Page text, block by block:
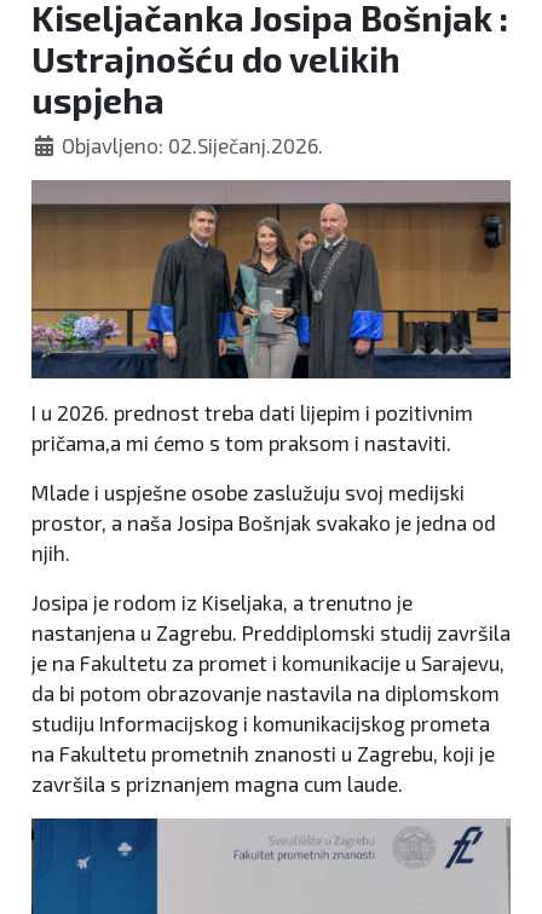
Kiseljačanka Josipa Bošnjak :
Ustrajnošću do velikih
uspjeha
Objavljeno: 02.Siječanj.2026.
I u 2026. prednost treba dati lijepim i pozitivnim
pričama,a mi ćemo s tom praksom i nastaviti.
Mlade i uspješne osobe zaslužuju svoj medijski
prostor, a naša Josipa Bošnjak svakako je jedna od
njih.
Josipa je rodom iz Kiseljaka, a trenutno je
nastanjena u Zagrebu. Preddiplomski studij završila
je na Fakultetu za promet i komunikacije u Sarajevu,
da bi potom obrazovanje nastavila na diplomskom
studiju Informacijskog i komunikacijskog prometa
na Fakultetu prometnih znanosti u Zagrebu, koji je
završila s priznanjem magna cum laude.